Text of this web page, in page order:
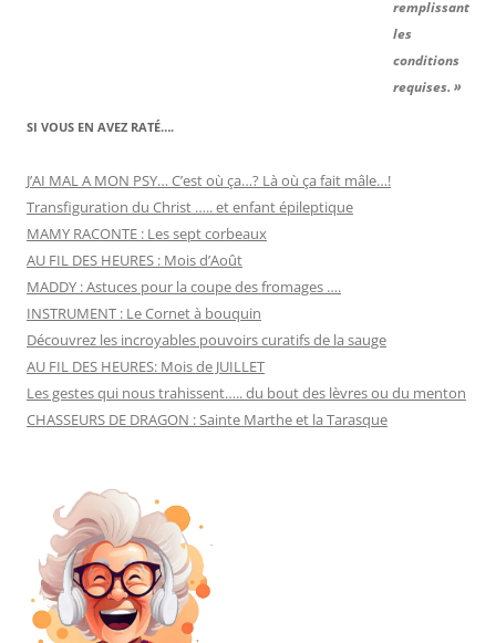
remplissant
les
conditions
requises. »
SI VOUS EN AVEZ RATÉ….
J’AI MAL A MON PSY… C’est où ça…? Là où ça fait mâle…!
Transfiguration du Christ ….. et enfant épileptique
MAMY RACONTE : Les sept corbeaux
AU FIL DES HEURES : Mois d’Août
MADDY : Astuces pour la coupe des fromages ….
INSTRUMENT : Le Cornet à bouquin
Découvrez les incroyables pouvoirs curatifs de la sauge
AU FIL DES HEURES: Mois de JUILLET
Les gestes qui nous trahissent….. du bout des lèvres ou du menton
CHASSEURS DE DRAGON : Sainte Marthe et la Tarasque